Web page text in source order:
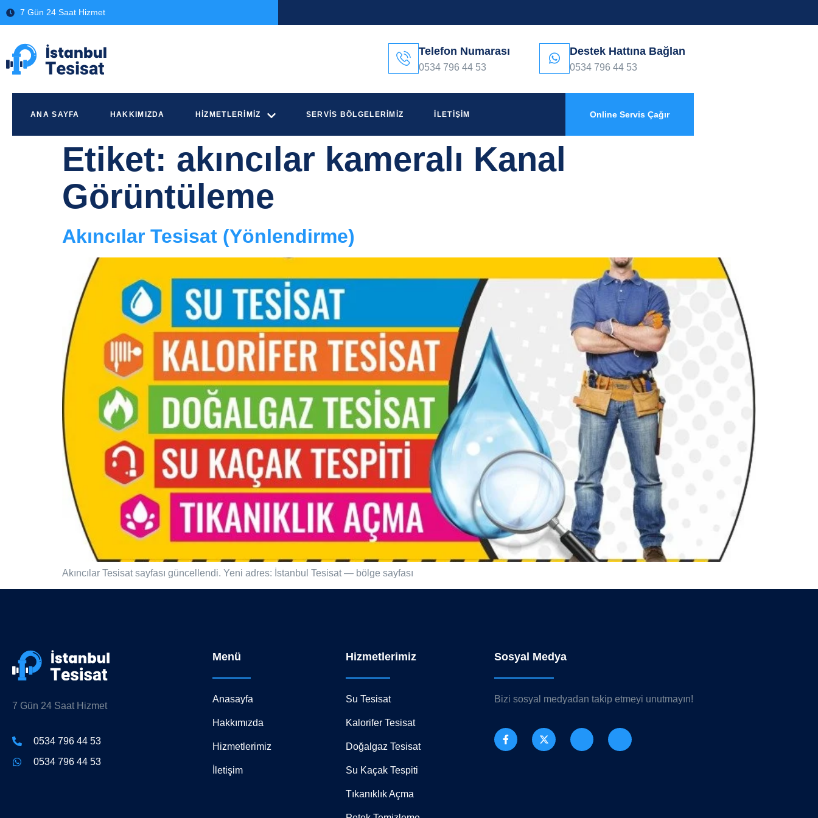
7 Gün 24 Saat Hizmet
Telefon Numarası
0534 796 44 53
Destek Hattına Bağlan
0534 796 44 53
ANA SAYFA HAKKIMIZDA HIZMETLERIMIZ SERVIS BÖLGELERIMIZ İLETIŞIM Online Servis Çağır
Etiket: akıncılar kameralı Kanal
Görüntüleme
Akıncılar Tesisat (Yönlendirme)
Akıncılar Tesisat sayfası güncellendi. Yeni adres: İstanbul Tesisat — bölge sayfası
7 Gün 24 Saat Hizmet
0534 796 44 53
0534 796 44 53
Menü
Anasayfa
Hakkımızda
Hizmetlerimiz
İletişim
Hizmetlerimiz
Su Tesisat
Kalorifer Tesisat
Doğalgaz Tesisat
Su Kaçak Tespiti
Tıkanıklık Açma
Sosyal Medya
Bizi sosyal medyadan takip etmeyi unutmayın!